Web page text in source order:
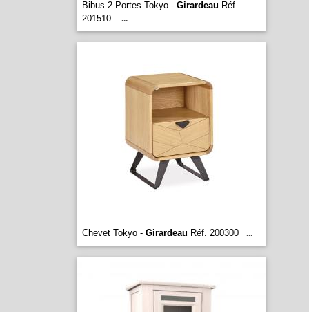
Bibus 2 Portes Tokyo - Girardeau Réf.
201510
...
Chevet Tokyo - Girardeau Réf. 200300 ...